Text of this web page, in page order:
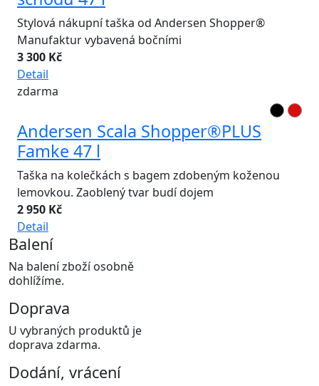
Stylová nákupní taška od Andersen Shopper®
Manufaktur vybavená bočními
3 300 Kč
Detail
zdarma
Andersen Scala Shopper®PLUS
Famke 47 l
Taška na kolečkách s bagem zdobeným koženou
lemovkou. Zaoblený tvar budí dojem
2 950 Kč
Detail
Balení
Na balení zboží osobně
dohlížíme.
Doprava
U vybraných produktů je
doprava zdarma.
Dodání, vrácení